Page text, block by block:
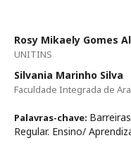
Rosy Mikaely Gomes
UNITINS
Silvania Marinho Silva
Faculdade Integrada de
Palavras-chave:
Regular. Ensino/